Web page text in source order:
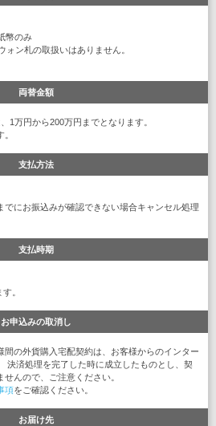
幣のみ
ン札の取扱いはありません。
両替金額
1万円から200万円までとなります。
支払方法
にお振込みが確認できない場合キャンセル処理
支払時期
。
お申込みの取消し
間の外貨購入宅配契約は、お客様からのインター
決済処理を完了した時に成立したものとし、契
んので、ご注意ください。
項をご確認ください。
お届け先